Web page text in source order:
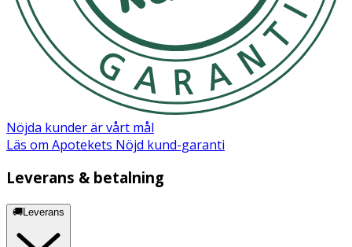
Nöjda kunder är vårt mål
Läs om Apotekets Nöjd kund-garanti
Leverans & betalning
🚚Leverans